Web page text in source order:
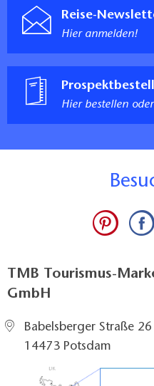
Reise-
Hier anmelden!
Hier bestellen
B
TMB Tourismus-
GmbH
Babelsberger Straße 26
14473 Potsdam